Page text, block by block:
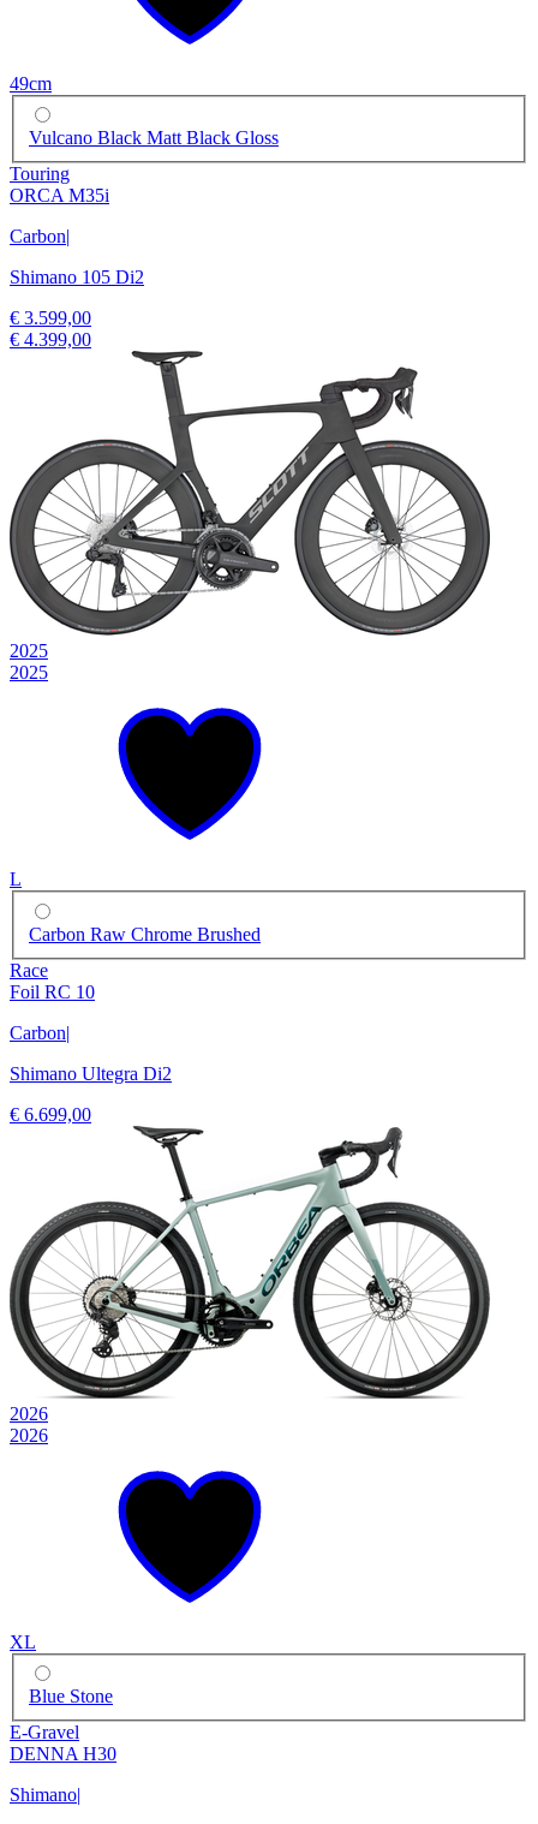
49cm
Vulcano Black Matt Black Gloss
Touring
ORCA M35i
Carbon|
Shimano 105 Di2
€ 3.599,00
€ 4.399,00
2025
2025
L
Carbon Raw Chrome Brushed
Race
Foil RC 10
Carbon|
Shimano Ultegra Di2
€ 6.699,00
2026
2026
XL
Blue Stone
E-Gravel
DENNA H30
Shimano|